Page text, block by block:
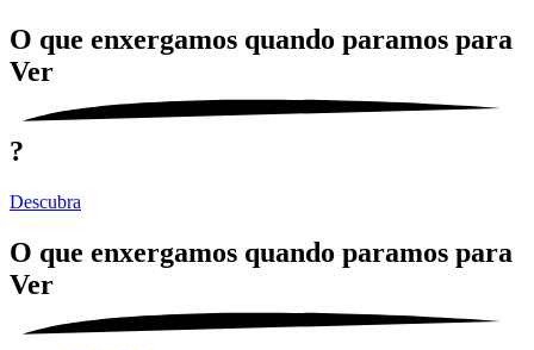
O que enxergamos quando paramos para
Ver
?
Descubra
O que enxergamos quando paramos para
Ver